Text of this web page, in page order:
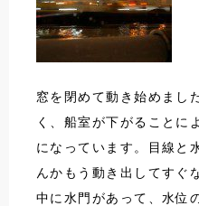
窓を閉めて動き始めまし
く、船室が下がることに
になっています。目線と
んかもう動き出してすぐ
中に水門があって、水位